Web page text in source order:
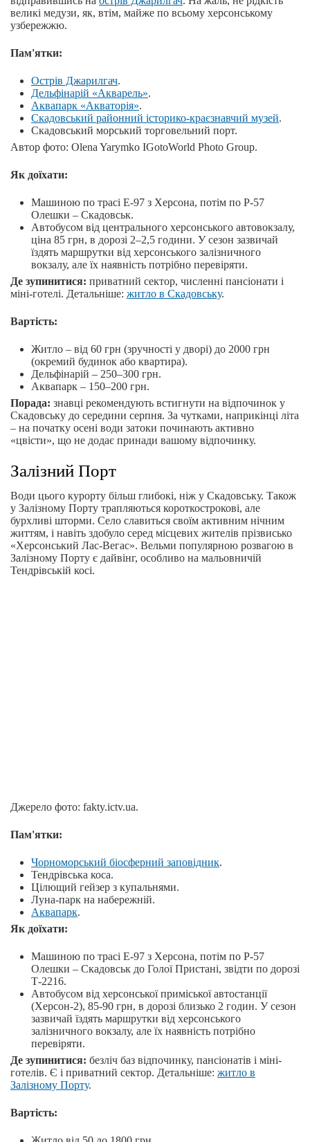
великі медузи, як, втім, майже по всьому херсонському
узбережжю.
Пам'ятки:
Острів Джарилгач.
Дельфінарій «Акварель».
Аквапарк «Акваторія».
Скадовський районний історико-краєзнавчий музей.
Скадовський морський торговельний порт.
Автор фото: Olena Yarymko IGotoWorld Photo Group.
Як доїхати:
Машиною по трасі Е-97 з Херсона, потім по P-57
Олешки – Скадовськ.
Автобусом від центрального херсонського автовокзалу,
ціна 85 грн, в дорозі 2–2,5 години. У сезон зазвичай
їздять маршрутки від херсонського залізничного
вокзалу, але їх наявність потрібно перевіряти.
Де зупинитися: приватний сектор, численні пансіонати і
міні-готелі. Детальніше: житло в Скадовську.
Вартість:
Житло – від 60 грн (зручності у дворі) до 2000 грн
(окремий будинок або квартира).
Дельфінарій – 250–300 грн.
Аквапарк – 150–200 грн.
Порада: знавці рекомендують встигнути на відпочинок у
Скадовську до середини серпня. За чутками, наприкінці літа
– на початку осені води затоки починають активно
«цвісти», що не додає принади вашому відпочинку.
Залізний Порт
Води цього курорту більш глибокі, ніж у Скадовську. Також
у Залізному Порту трапляються короткострокові, але
бурхливі шторми. Село славиться своїм активним нічним
життям, і навіть здобуло серед місцевих жителів прізвисько
«Херсонський Лас-Вегас». Вельми популярною розвагою в
Залізному Порту є дайвінг, особливо на мальовничій
Тендрівській косі.
Джерело фото: fakty.ictv.ua.
Пам'ятки:
Чорноморський біосферний заповідник.
Тендрівська коса.
Цілющий гейзер з купальнями.
Луна-парк на набережній.
Аквапарк.
Як доїхати:
Машиною по трасі Е-97 з Херсона, потім по P-57
Олешки – Скадовськ до Голої Пристані, звідти по дорозі
Т-2216.
Автобусом від херсонської приміської автостанції
(Херсон-2), 85-90 грн, в дорозі близько 2 годин. У сезон
зазвичай їздять маршрутки від херсонського
залізничного вокзалу, але їх наявність потрібно
перевіряти.
Де зупинитися: безліч баз відпочинку, пансіонатів і міні-
готелів. Є і приватний сектор. Детальніше: житло в
Залізному Порту.
Вартість: